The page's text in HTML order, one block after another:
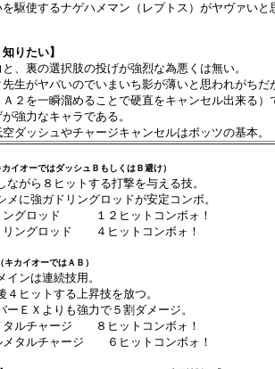
駆使するナゲハメマン（レプトス）がヤヴァいと
りたい】
、裏の選択肢の投げが強烈な為悪くは無い。
生がヤバいのでいまいち影が薄いと思われがちだ
２を一瞬溜めることで硬直をキャンセル出来る）
強力なキャラである。
ダッシュやチャージキャンセルはボッツの基本。
カイオーではダッシュＢもしくはＢ避け）
がら８ヒットする打撃を与える技。
に強ガドリングロッドが安定コンボ。
ングロッド １２ヒットコンボォ！
リングロッド ４ヒットコンボォ！
（キカイオーではＡＢ）
ンは連続技用。
ヒットする上昇技を放つ。
ＥＸよりも強力で５割ダメージ。
タルチャージ ８ヒットコンボォ！
メタルチャージ ６ヒットコンボォ！